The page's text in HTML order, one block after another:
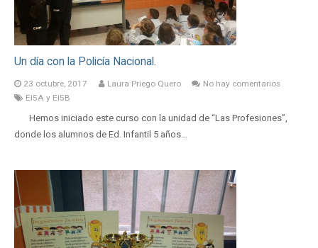
Un día con la Policía Nacional.
23 octubre, 2017 Laura Priego Quero
No hay comentarios
EI5A y EI5B
Hemos iniciado este curso con la unidad de “Las Profesiones”,
donde los alumnos de Ed. Infantil 5 años…